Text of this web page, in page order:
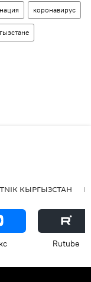
коронавирус
КЫРГЫЗСТАН
Rutube